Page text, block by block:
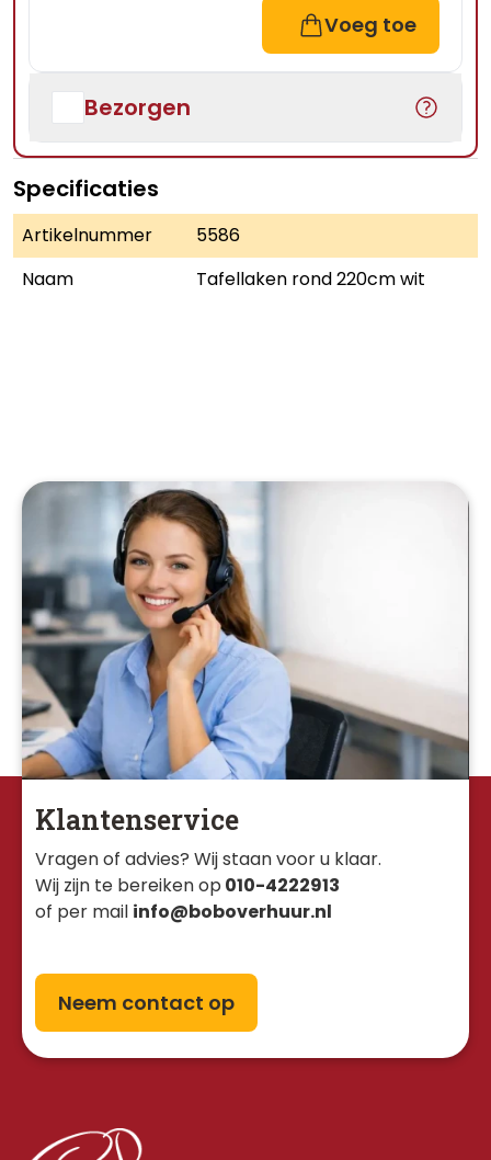
Voeg toe
Bezorgen
Specificaties
Artikelnummer
5586
Naam
Tafellaken rond 220cm wit
Klantenservice
Vragen of advies? Wij staan voor u klaar.
Wij zijn te bereiken op 010-4222913
of per mail info@boboverhuur.nl
Neem contact op